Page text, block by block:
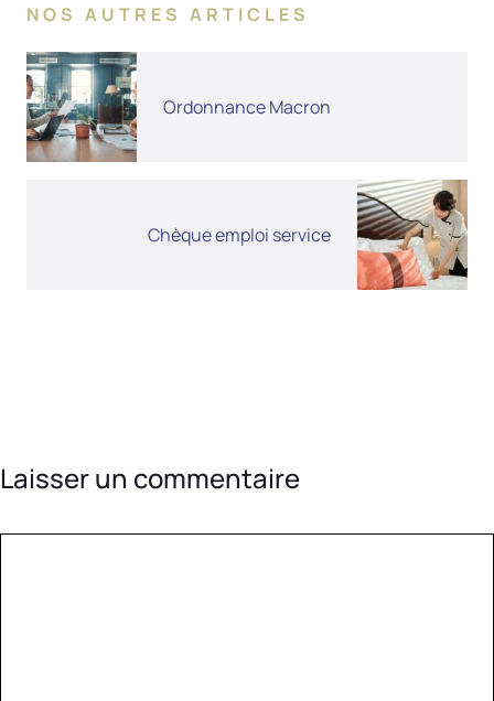
particulier
NOS AUTRES ARTICLES
Ordonnance Macron
Chèque emploi service
Laisser un commentaire